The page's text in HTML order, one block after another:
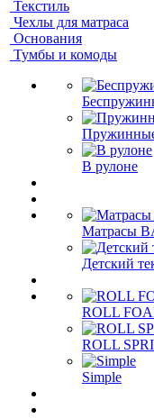
Текстиль
Чехлы для матраса
Основания
Тумбы и комоды
В рулоне
Матрасы
Детский
ROLL
ROLL
Simple